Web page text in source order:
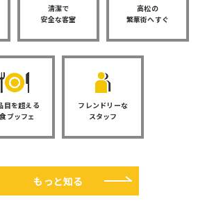
清潔で
安全な客室
高松の
繁華街へすぐ
目を超える
ブッフェ
フレンドリーな
スタッフ
もっと知る